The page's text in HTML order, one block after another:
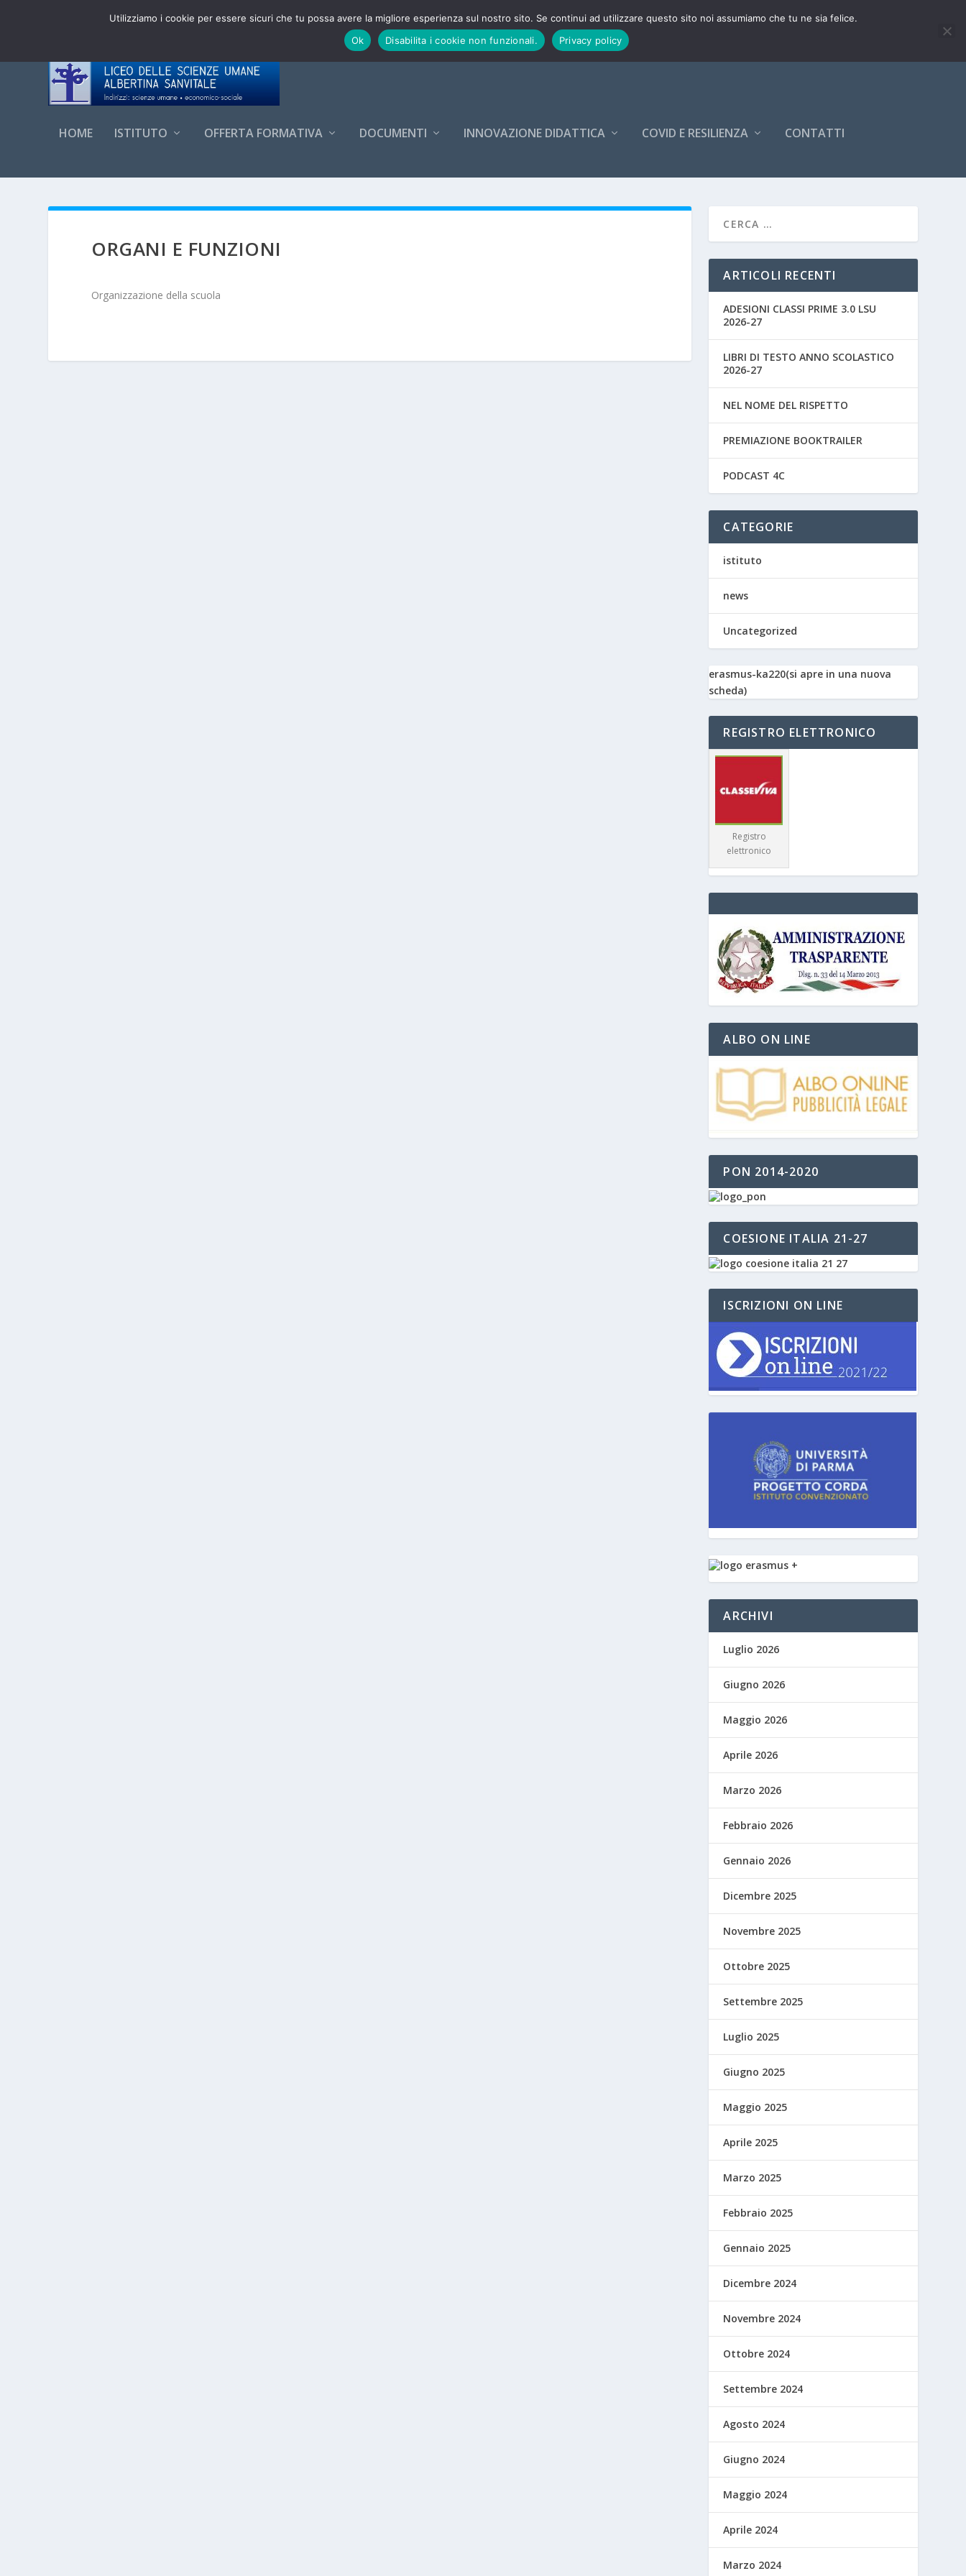
DI TENDENZA: ADESIONI CLASSI PRIME 3.0 LSU 2026-27
HOME ISTITUTO OFFERTA FORMATIVA DOCUMENTI INNOVAZIONE DIDATTICA COVID E RESILIENZA CONTATTI
ORGANI E FUNZIONI
Organizzazione della scuola
ARTICOLI RECENTI
ADESIONI CLASSI PRIME 3.0 LSU
2026-27
LIBRI DI TESTO ANNO SCOLASTICO
2026-27
NEL NOME DEL RISPETTO
PREMIAZIONE BOOKTRAILER
PODCAST 4C
CATEGORIE
istituto
news
Uncategorized
erasmus-ka220(si apre in una nuova
scheda)
REGISTRO ELETTRONICO
Registro
elettronico
ALBO ON LINE
PON 2014-2020
COESIONE ITALIA 21-27
ISCRIZIONI ON LINE
ARCHIVI
Luglio 2026
Giugno 2026
Maggio 2026
Aprile 2026
Marzo 2026
Febbraio 2026
Gennaio 2026
Dicembre 2025
Novembre 2025
Ottobre 2025
Settembre 2025
Luglio 2025
Giugno 2025
Maggio 2025
Aprile 2025
Marzo 2025
Febbraio 2025
Gennaio 2025
Dicembre 2024
Novembre 2024
Ottobre 2024
Settembre 2024
Agosto 2024
Giugno 2024
Maggio 2024
Aprile 2024
Marzo 2024
Utilizziamo i cookie per essere sicuri che tu possa avere la migliore esperienza sul nostro sito. Se continui ad utilizzare questo sito noi assumiamo che tu ne sia felice.
Ok
Disabilita i cookie non funzionali. Privacy policy